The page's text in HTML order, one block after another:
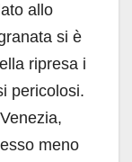
allo
si è
ripresa i
pericolosi.
meno